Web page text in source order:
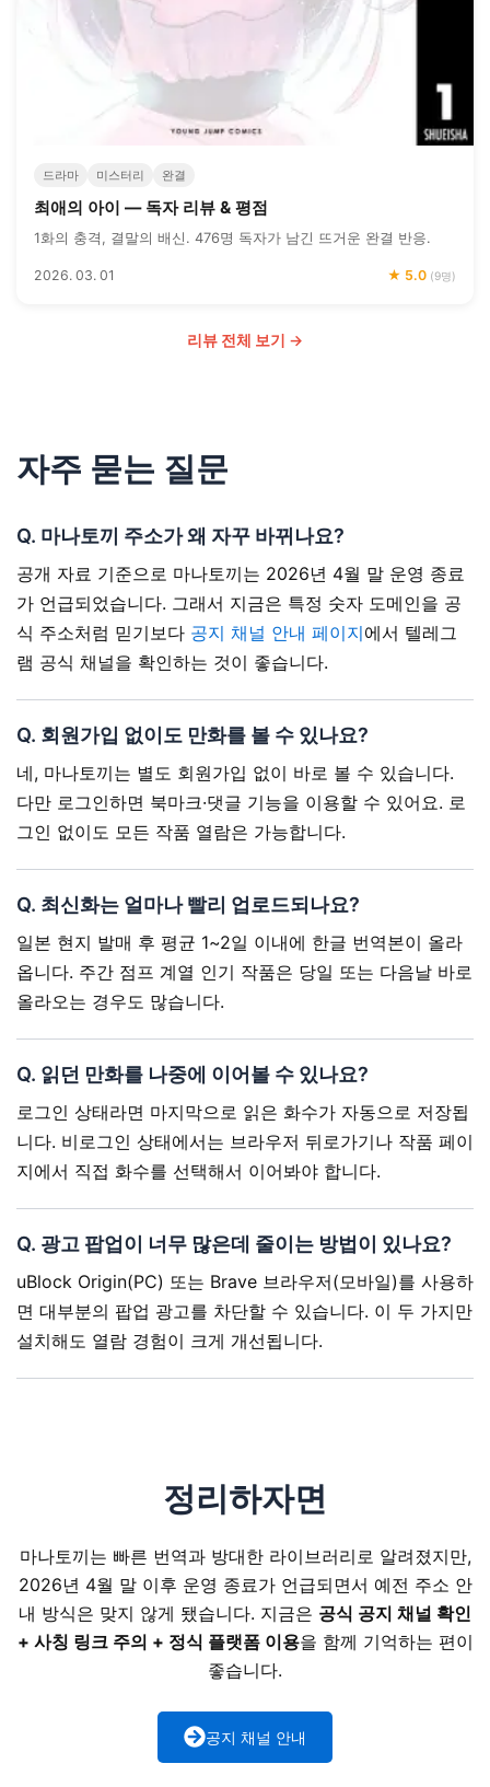
드라마 미스터리 완결
최애의 아이 — 독자 리뷰 & 평점
1화의 충격, 결말의 배신. 476명 독자가 남긴 뜨거운 완결 반응.
2026. 03. 01 ★ 5.0 (9명)
리뷰 전체 보기 →
자주 묻는 질문
Q. 마나토끼 주소가 왜 자꾸 바뀌나요?
공개 자료 기준으로 마나토끼는 2026년 4월 말 운영 종료
가 언급되었습니다. 그래서 지금은 특정 숫자 도메인을 공
식 주소처럼 믿기보다 공지 채널 안내 페이지에서 텔레그
램 공식 채널을 확인하는 것이 좋습니다.
Q. 회원가입 없이도 만화를 볼 수 있나요?
네, 마나토끼는 별도 회원가입 없이 바로 볼 수 있습니다.
다만 로그인하면 북마크·댓글 기능을 이용할 수 있어요. 로
그인 없이도 모든 작품 열람은 가능합니다.
Q. 최신화는 얼마나 빨리 업로드되나요?
일본 현지 발매 후 평균 1~2일 이내에 한글 번역본이 올라
옵니다. 주간 점프 계열 인기 작품은 당일 또는 다음날 바로
올라오는 경우도 많습니다.
Q. 읽던 만화를 나중에 이어볼 수 있나요?
로그인 상태라면 마지막으로 읽은 화수가 자동으로 저장됩
니다. 비로그인 상태에서는 브라우저 뒤로가기나 작품 페이
지에서 직접 화수를 선택해서 이어봐야 합니다.
Q. 광고 팝업이 너무 많은데 줄이는 방법이 있나요?
uBlock Origin(PC) 또는 Brave 브라우저(모바일)를 사용하
면 대부분의 팝업 광고를 차단할 수 있습니다. 이 두 가지만
설치해도 열람 경험이 크게 개선됩니다.
정리하자면
마나토끼는 빠른 번역과 방대한 라이브러리로 알려졌지만,
2026년 4월 말 이후 운영 종료가 언급되면서 예전 주소 안
내 방식은 맞지 않게 됐습니다. 지금은 공식 공지 채널 확인
+ 사칭 링크 주의 + 정식 플랫폼 이용을 함께 기억하는 편이
좋습니다.
공지 채널 안내